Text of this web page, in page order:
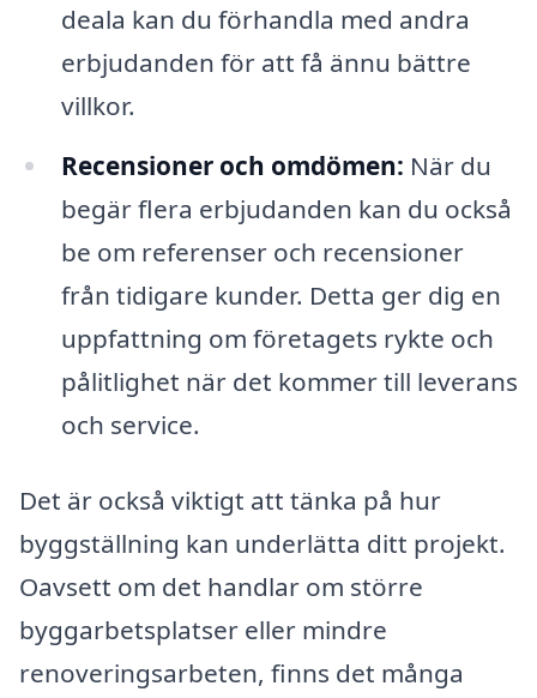
deala kan du förhandla med andra
erbjudanden för att få ännu bättre
villkor.
Recensioner och omdömen: När du
begär flera erbjudanden kan du också
be om referenser och recensioner
från tidigare kunder. Detta ger dig en
uppfattning om företagets rykte och
pålitlighet när det kommer till leverans
och service.
Det är också viktigt att tänka på hur
byggställning kan underlätta ditt projekt.
Oavsett om det handlar om större
byggarbetsplatser eller mindre
renoveringsarbeten, finns det många